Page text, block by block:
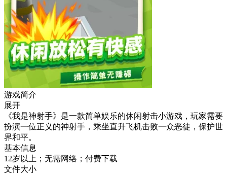
游戏简介
展开
《我是神射手》是一款简单娱乐的休闲射击小游戏，玩家需要
扮演一位正义的神射手，乘坐直升飞机击败一众恶徒，保护世
界和平。
基本信息
12岁以上；无需网络；付费下载
文件大小